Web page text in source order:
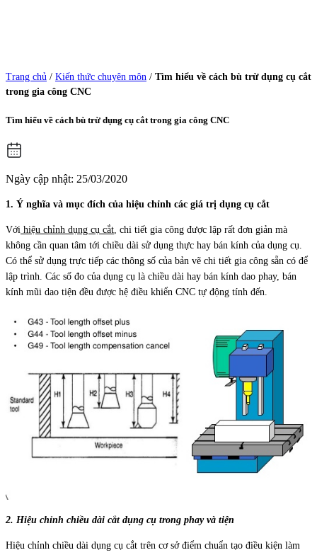
Trang chủ / Kiến thức chuyên môn / Tìm hiểu về cách bù trừ dụng cụ cắt
trong gia công CNC
Tìm hiểu về cách bù trừ dụng cụ cắt trong gia công CNC
Ngày cập nhật: 25/03/2020
1. Ý nghĩa và mục đích của hiệu chỉnh các giá trị dụng cụ cắt
Với hiệu chỉnh dụng cụ cắt, chi tiết gia công được lập rất đơn giản mà
không cần quan tâm tới chiều dài sử dụng thực hay bán kính của dụng cụ.
Có thể sử dụng trực tiếp các thông số của bản vẽ chi tiết gia công sẵn có để
lập trình. Các số đo của dụng cụ là chiều dài hay bán kính dao phay, bán
kính mũi dao tiện đều được hệ điều khiển CNC tự động tính đến.
2. Hiệu chỉnh chiều dài cắt dụng cụ trong phay và tiện
Hiệu chỉnh chiều dài dụng cụ cắt trên cơ sở điểm chuẩn tạo điều kiện làm